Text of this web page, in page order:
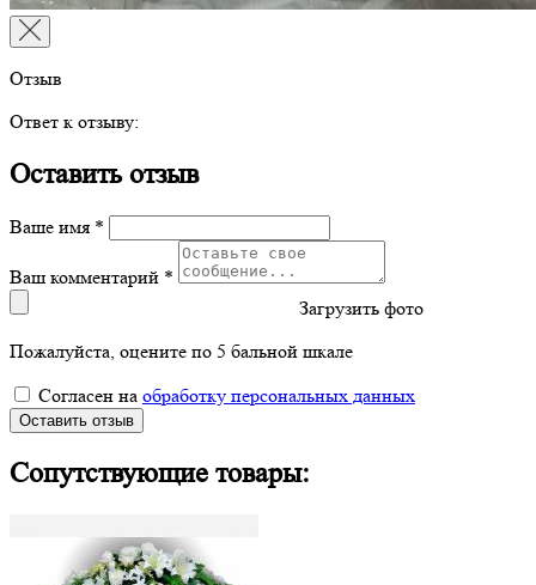
Отзыв
Ответ к отзыву:
Оставить отзыв
Ваше имя *
Ваш комментарий *
Загрузить фото
Пожалуйста, оцените по 5 бальной шкале
Согласен на обработку персональных данных
Оставить отзыв
Сопутствующие товары: